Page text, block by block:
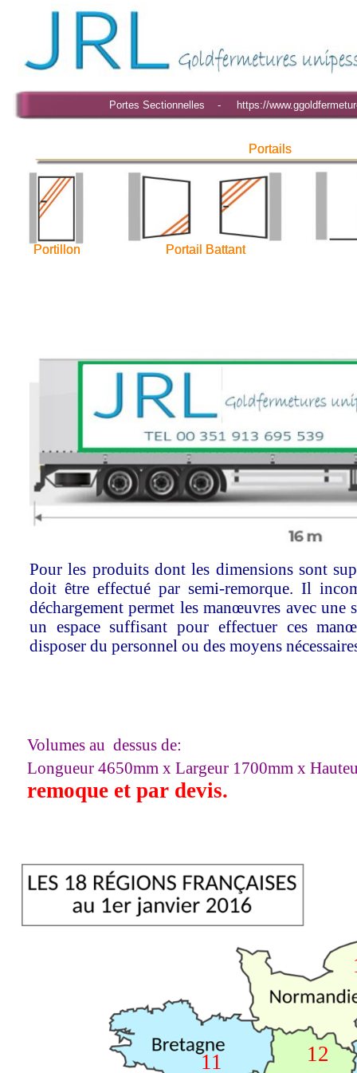
Portails
Portails
Portillon Portail Battant
Portillon Portail Battant
Pour les produits dont les dimensions sont
doit être effectué par semi-remorque. Il
déchargement permet les manœuvres avec une
un espace suffisant pour effectuer ces
disposer du personnel ou des moyens
Volumes au dessus de:
Longueur 4650mm x Largeur 1700mm x
remoque et par devis.
11 12
Portes Sectionnelles - https://